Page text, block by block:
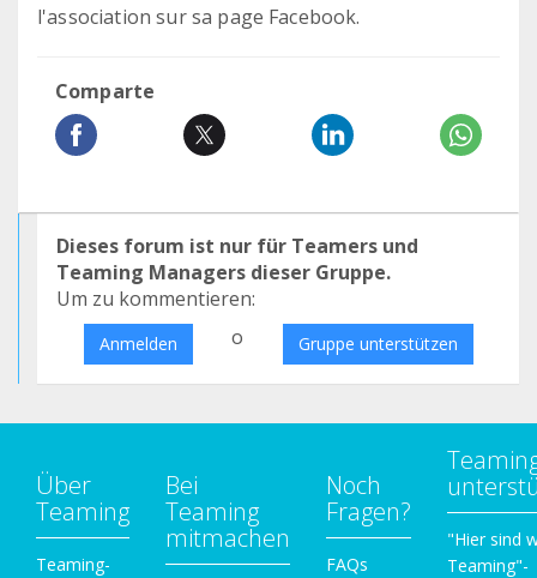
l'association sur sa page Facebook.
Comparte
Dieses forum ist nur für Teamers und
Teaming Managers dieser Gruppe.
Um zu kommentieren:
Anmelden o Gruppe unterstützen
Über
Teaming
Teaming-
Bei
Teaming
mitmachen
Noch
Fragen?
FAQs
"Hier sind
Teaming"-